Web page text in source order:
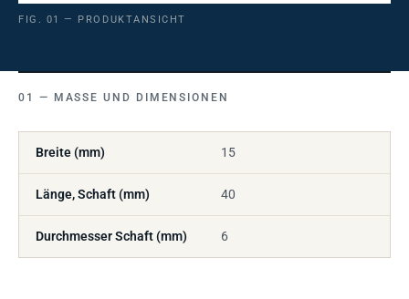
FIG. 01 — PRODUKTANSICHT
MASSE UND DIMENSIONEN
Breite (mm) 15
Länge, Schaft (mm) 40
Durchmesser Schaft (mm) 6